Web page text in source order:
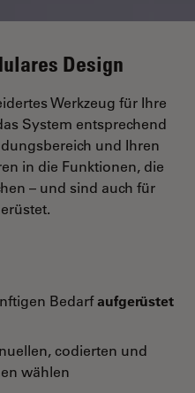
Design
Werkzeug für Ihre
System entsprechend
und Ihren
in die Funktionen, die
– und sind auch für
Bedarfaufgerüstet
codierten und
wählen